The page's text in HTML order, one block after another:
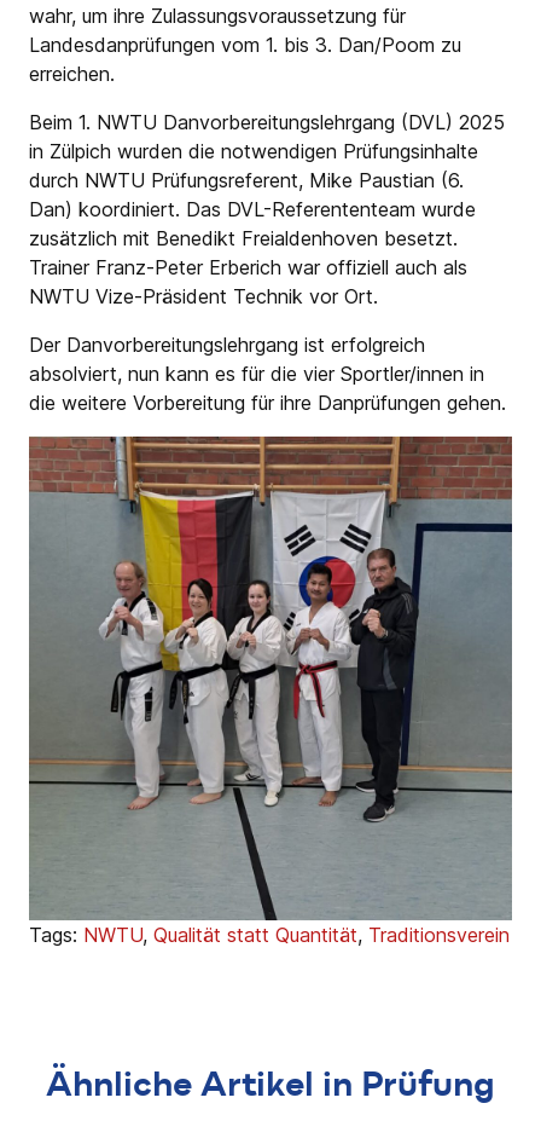
wahr, um ihre Zulassungsvoraussetzung für
Landesdanprüfungen vom 1. bis 3. Dan/Poom zu
erreichen.
Beim 1. NWTU Danvorbereitungslehrgang (DVL) 2025
in Zülpich wurden die notwendigen Prüfungsinhalte
durch NWTU Prüfungsreferent, Mike Paustian (6.
Dan) koordiniert. Das DVL-Referententeam wurde
zusätzlich mit Benedikt Freialdenhoven besetzt.
Trainer Franz-Peter Erberich war offiziell auch als
NWTU Vize-Präsident Technik vor Ort.
Der Danvorbereitungslehrgang ist erfolgreich
absolviert, nun kann es für die vier Sportler/innen in
die weitere Vorbereitung für ihre Danprüfungen gehen.
Tags: NWTU, Qualität statt Quantität, Traditionsverein
Ähnliche Artikel in Prüfung